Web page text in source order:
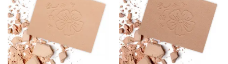
Añadir
a la
lista de
deseos
Añadir
a la
lista de
deseos